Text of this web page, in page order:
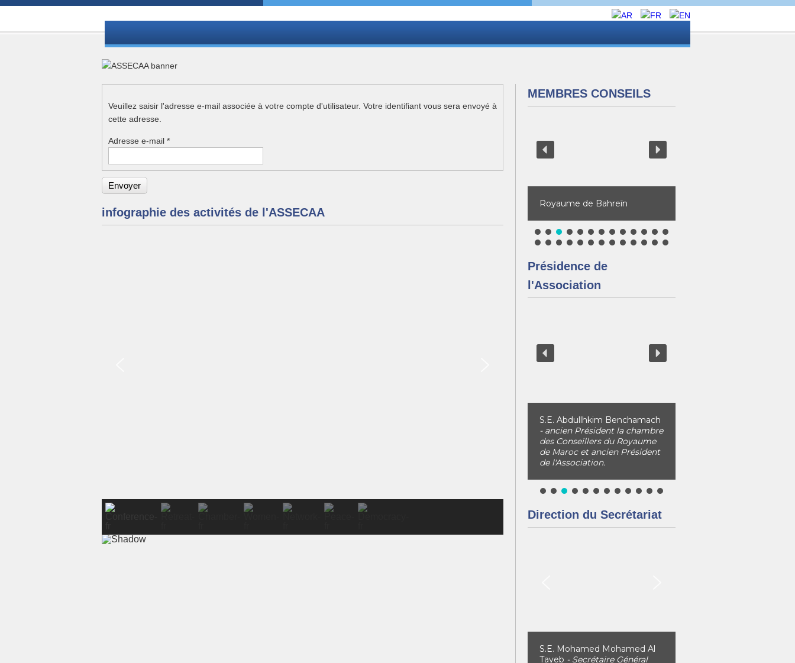
Veuillez saisir l'adresse e-mail associée à votre compte d'utilisateur. Votre identifiant vous sera envoyé à
cette adresse.
Adresse e-mail *
Envoyer
infographie des activités de l'ASSECAA
MEMBRES CONSEILS
Royaume de Bahreïn
Présidence de
l'Association
S.E. Abdullhkim Benchamach
- ancien Président la chambre
des Conseillers du Royaume
de Maroc et ancien Président
de l'Association.
Direction du Secrétariat
S.E. Mohamed Mohamed Al
Tayeb - Secrétaire Général